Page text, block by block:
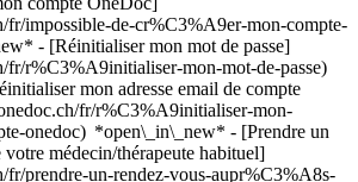
fr/impossible-de-cr%C3%A9er-mon-compte-
- [Réinitialiser mon mot de passe]
fr/r%C3%A9initialiser-mon-mot-de-passe)
mon adresse email de compte
fr/r%C3%A9initialiser-mon-
onedoc) *open\_in\_new* - [Prendre un
votre médecin/thérapeute habituel]
fr/prendre-un-rendez-vous-aupr%C3%A8s-